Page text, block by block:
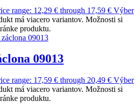
range: 12,29 € through 17,59 € Výber
má viacero variantov. Možnosti si
produktu.
09013
range: 17,59 € through 20,49 € Výber
má viacero variantov. Možnosti si
produktu.